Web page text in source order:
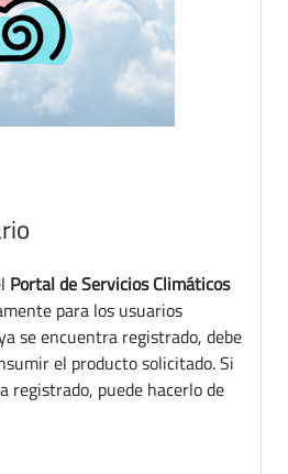
Portal de Servicios Climáticos
para los usuarios
se encuentra registrado, debe
el producto solicitado. Si
registrado, puede hacerlo de